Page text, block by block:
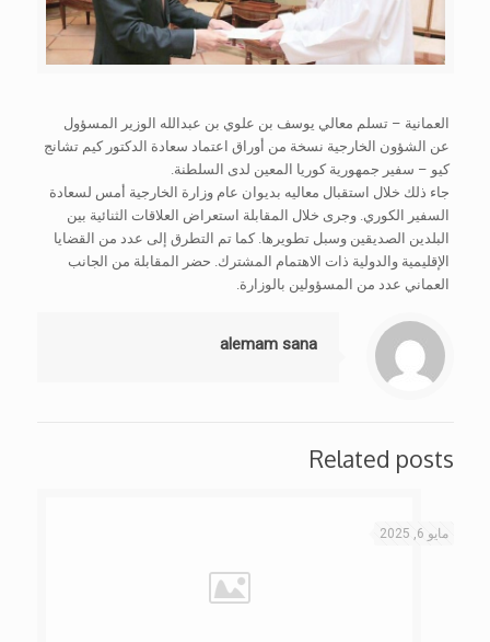
العمانية – تسلم معالي يوسف بن علوي بن عبدالله الوزير المسؤول
عن الشؤون الخارجية نسخة من أوراق اعتماد سعادة الدكتور كيم تشانج
كيو – سفير جمهورية كوريا المعين لدى السلطنة.
جاء ذلك خلال استقبال معاليه بديوان عام وزارة الخارجية أمس لسعادة
السفير الكوري. وجرى خلال المقابلة استعراض العلاقات الثنائية بين
البلدين الصديقين وسبل تطويرها. كما تم التطرق إلى عدد من القضايا
الإقليمية والدولية ذات الاهتمام المشترك. حضر المقابلة من الجانب
العماني عدد من المسؤولين بالوزارة.
alemam sana
Related posts
مايو 6, 2025